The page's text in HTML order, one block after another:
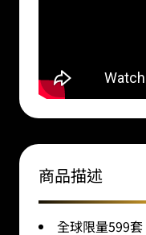
商品描述
全球限量599套